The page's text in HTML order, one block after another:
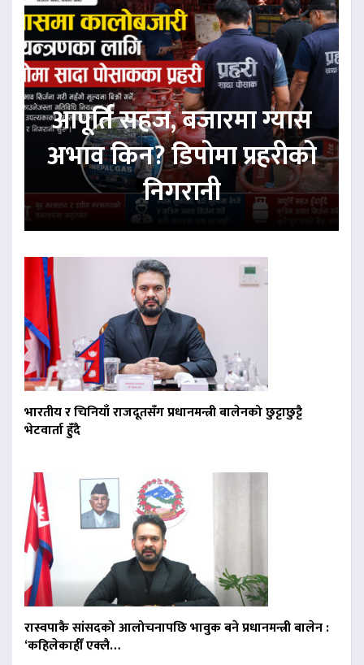
आपूर्ति सहज, बजारमा ग्यास
अभाव किन? डिपोमा प्रहरीको
निगरानी
भारतीय र चिनियाँ राजदूतसँग प्रधानमन्त्री बालेनको छुट्टाछुट्टै
भेटवार्ता हुँदै
रास्वपाकै सांसदको आलोचनापछि भावुक बने प्रधानमन्त्री बालेन :
‘कहिलेकाहीँ एक्लै…